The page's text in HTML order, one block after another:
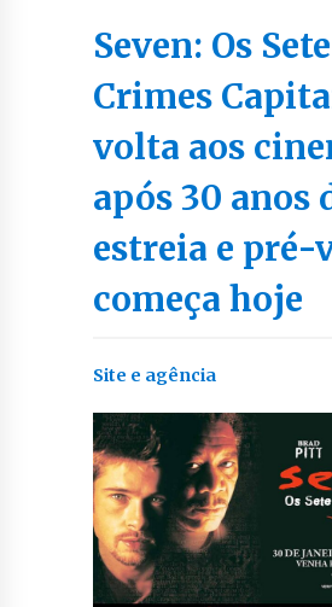
Seven: Os Sete
Crimes
volta aos
após 30 anos
estreia e pré-
começa hoje
Site e agência